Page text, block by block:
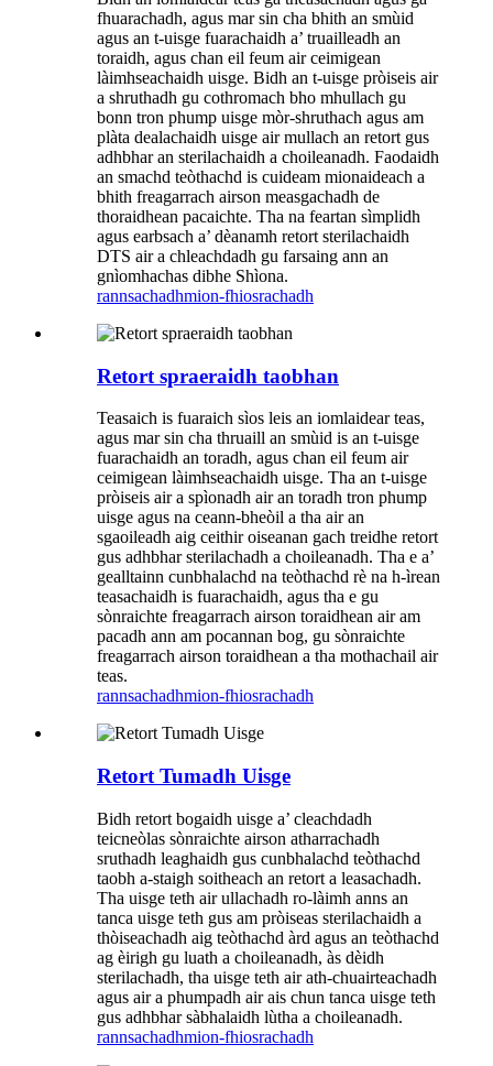
fhuarachadh, agus mar sin cha bhith an smùid
agus an t-uisge fuarachaidh a’ truailleadh an
toraidh, agus chan eil feum air ceimigean
làimhseachaidh uisge. Bidh an t-uisge pròiseis air
a shruthadh gu cothromach bho mhullach gu
bonn tron ​​phump uisge mòr-shruthach agus am
plàta dealachaidh uisge air mullach an retort gus
adhbhar an sterilachaidh a choileanadh. Faodaidh
an smachd teòthachd is cuideam mionaideach a
bhith freagarrach airson measgachadh de
thoraidhean pacaichte. Tha na feartan sìmplidh
agus earbsach a’ dèanamh retort sterilachaidh
DTS air a chleachdadh gu farsaing ann an
gnìomhachas dibhe Shìona.
rannsachadhmion-fhiosrachadh
Retort spraeraidh taobhan
Teasaich is fuaraich sìos leis an iomlaidear teas,
agus mar sin cha thruaill an smùid is an t-uisge
fuarachaidh an toradh, agus chan eil feum air
ceimigean làimhseachaidh uisge. Tha an t-uisge
pròiseis air a spìonadh air an toradh tron ​​phump
uisge agus na ceann-bheòil a tha air an
sgaoileadh aig ceithir oiseanan gach treidhe retort
gus adhbhar sterilachadh a choileanadh. Tha e a’
gealltainn cunbhalachd na teòthachd rè na h-ìrean
teasachaidh is fuarachaidh, agus tha e gu
sònraichte freagarrach airson toraidhean air am
pacadh ann am pocannan bog, gu sònraichte
freagarrach airson toraidhean a tha mothachail air
teas.
rannsachadhmion-fhiosrachadh
Retort Tumadh Uisge
Bidh retort bogaidh uisge a’ cleachdadh
teicneòlas sònraichte airson atharrachadh
sruthadh leaghaidh gus cunbhalachd teòthachd
taobh a-staigh soitheach an retort a leasachadh.
Tha uisge teth air ullachadh ro-làimh anns an
tanca uisge teth gus am pròiseas sterilachaidh a
thòiseachadh aig teòthachd àrd agus an teòthachd
ag èirigh gu luath a choileanadh, às dèidh
sterilachadh, tha uisge teth air ath-chuairteachadh
agus air a phumpadh air ais chun tanca uisge teth
gus adhbhar sàbhalaidh lùtha a choileanadh.
rannsachadhmion-fhiosrachadh